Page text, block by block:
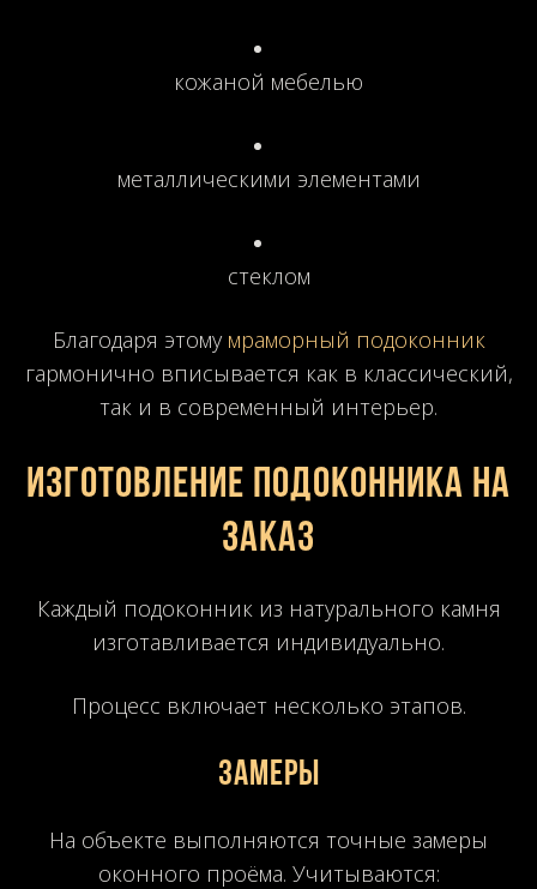
кожаной мебелью
металлическими элементами
стеклом
Благодаря этому мраморный подоконник
гармонично вписывается как в классический,
так и в современный интерьер.
Изготовление подоконника на
заказ
Каждый подоконник из натурального камня
изготавливается индивидуально.
Процесс включает несколько этапов.
Замеры
На объекте выполняются точные замеры
оконного проёма. Учитываются: